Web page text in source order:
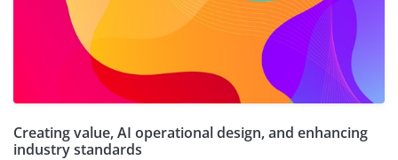
Creating value, AI operational design, and enhancing
industry standards